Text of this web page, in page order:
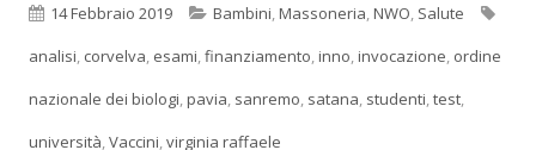
Pubblicato
14 Febbraio 2019 Categorie
Bambini,Massoneria,NWO, Salute
analisi, corvelva, esami,finanziamento,inno,invocazione, ordine
nazionale dei biologi,pavia, sanremo, satana, studenti,test,
università,Vaccini,virginia raffaele